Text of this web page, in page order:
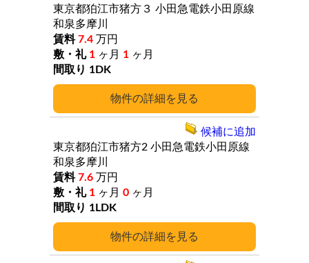
詳細
東京都狛江市猪方３ 小田急電鉄小田原線
和泉多摩川
7.4 万円
1 ヶ月 1 ヶ月
1DK
詳細
東京都狛江市猪方2 小田急電鉄小田原線
和泉多摩川
7.6 万円
1 ヶ月 0 ヶ月
1LDK
候補に追加